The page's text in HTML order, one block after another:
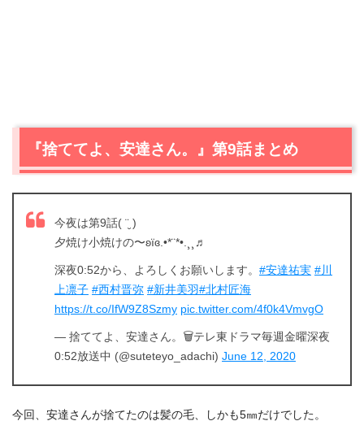
『捨ててよ、安達さん。』第9話まとめ
今夜は第9話( ¨̮ )
夕焼け小焼けの〜ʚïɞ.•*¨*•.¸¸♬
深夜0:52から、よろしくお願いします。 #安達祐実 #川
上凛子 #西村晋弥 #新井美羽#北村匠海
https://t.co/IfW9Z8Szmy pic.twitter.com/4f0k4VmvgO
— 捨ててよ、安達さん。🗑テレ東ドラマ毎週金曜深夜
0:52放送中 (@suteteyo_adachi) June 12, 2020
今回、安達さんが捨てたのは髪の毛、しかも5㎜だけでした。